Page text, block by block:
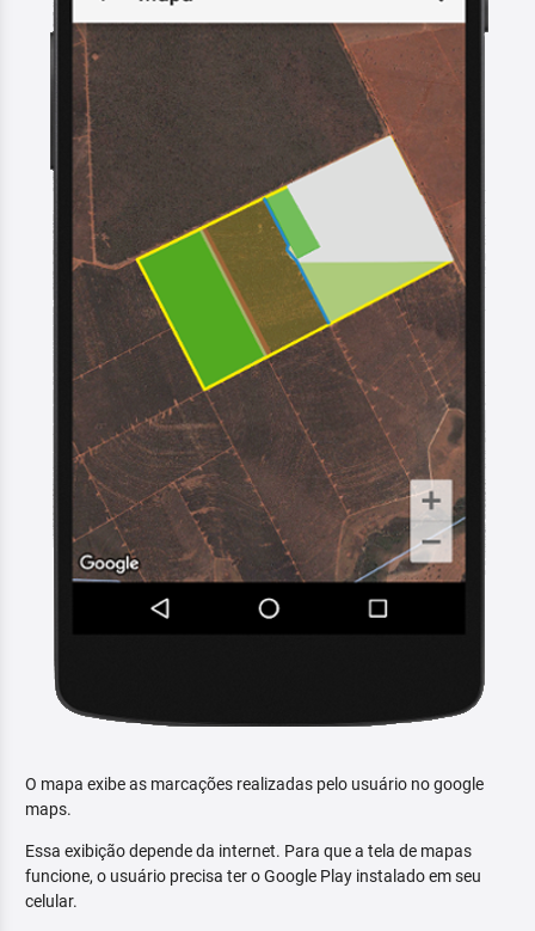
O mapa exibe as marcações realizadas pelo usuário no google
maps.
Essa exibição depende da internet. Para que a tela de mapas
funcione, o usuário precisa ter o Google Play instalado em seu
celular.